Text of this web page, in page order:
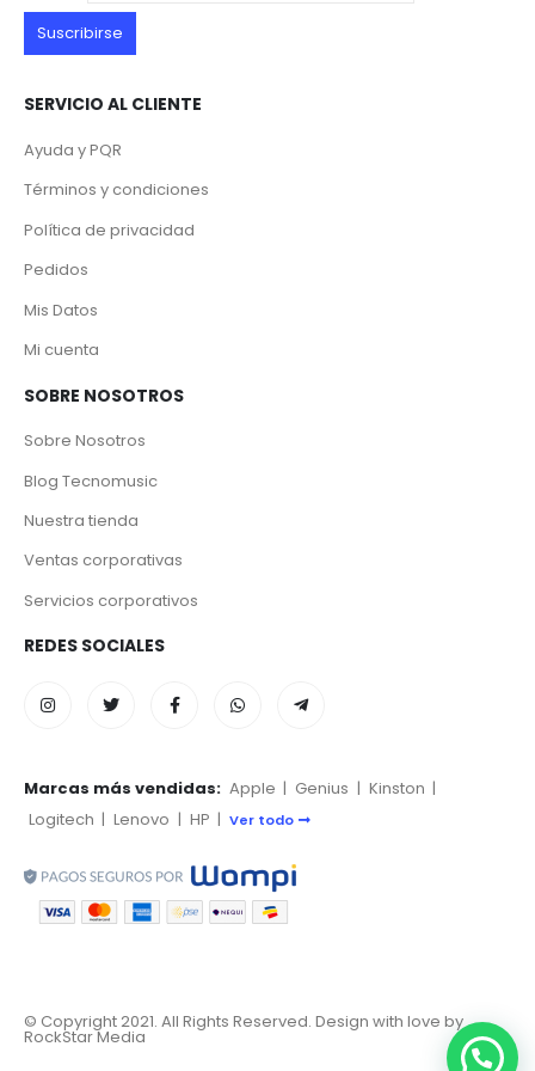
SERVICIO AL CLIENTE
Ayuda y PQR
Términos y condiciones
Política de privacidad
Pedidos
Mis Datos
Mi cuenta
SOBRE NOSOTROS
Sobre Nosotros
Blog Tecnomusic
Nuestra tienda
Ventas corporativas
Servicios corporativos
REDES SOCIALES
Marcas más vendidas: Apple | Genius | Kinston |
Logitech | Lenovo | HP | Ver todo
© Copyright 2021. All Rights Reserved. Design with love by
RockStar Media